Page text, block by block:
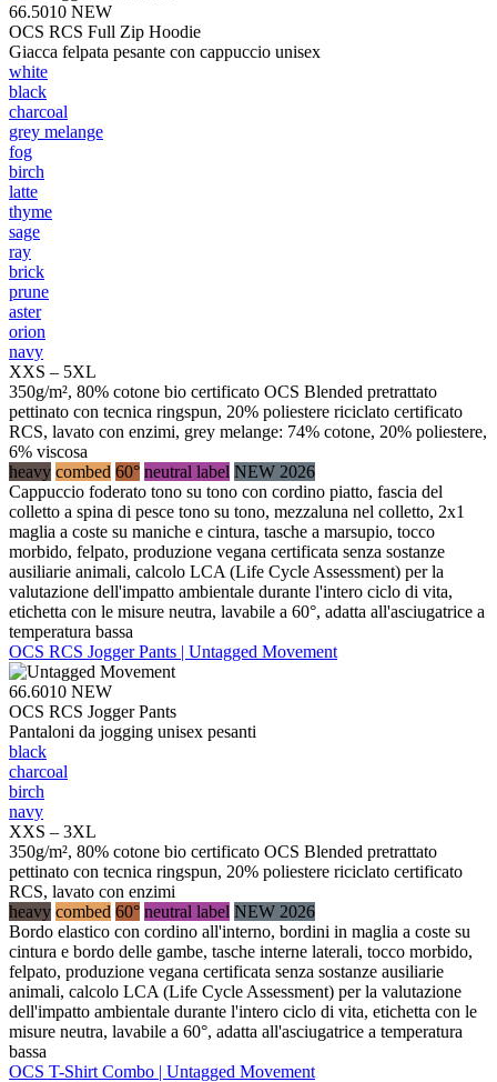
66.5010 NEW
OCS RCS Full Zip Hoodie
Giacca felpata pesante con cappuccio unisex
white
black
charcoal
grey melange
fog
birch
latte
thyme
sage
ray
brick
prune
aster
orion
navy
XXS – 5XL
350g/m², 80% cotone bio certificato OCS Blended pretrattato
pettinato con tecnica ringspun, 20% poliestere riciclato certificato
RCS, lavato con enzimi, grey melange: 74% cotone, 20% poliestere,
6% viscosa
heavy combed 60° neutral label NEW 2026
Cappuccio foderato tono su tono con cordino piatto, fascia del
colletto a spina di pesce tono su tono, mezzaluna nel colletto, 2x1
maglia a coste su maniche e cintura, tasche a marsupio, tocco
morbido, felpato, produzione vegana certificata senza sostanze
ausiliarie animali, calcolo LCA (Life Cycle Assessment) per la
valutazione dell'impatto ambientale durante l'intero ciclo di vita,
etichetta con le misure neutra, lavabile a 60°, adatta all'asciugatrice a
temperatura bassa
OCS RCS Jogger Pants | Untagged Movement
66.6010 NEW
OCS RCS Jogger Pants
Pantaloni da jogging unisex pesanti
black
charcoal
birch
navy
XXS – 3XL
350g/m², 80% cotone bio certificato OCS Blended pretrattato
pettinato con tecnica ringspun, 20% poliestere riciclato certificato
RCS, lavato con enzimi
heavy combed 60° neutral label NEW 2026
Bordo elastico con cordino all'interno, bordini in maglia a coste su
cintura e bordo delle gambe, tasche interne laterali, tocco morbido,
felpato, produzione vegana certificata senza sostanze ausiliarie
animali, calcolo LCA (Life Cycle Assessment) per la valutazione
dell'impatto ambientale durante l'intero ciclo di vita, etichetta con le
misure neutra, lavabile a 60°, adatta all'asciugatrice a temperatura
bassa
OCS T-Shirt Combo | Untagged Movement